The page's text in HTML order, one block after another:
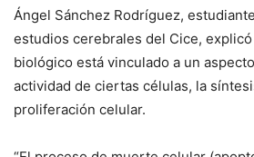
Ángel Sánchez Rodríguez,
estudios cerebrales del Cice,
biológico está vinculado a un
actividad de ciertas células, la
proliferación celular.